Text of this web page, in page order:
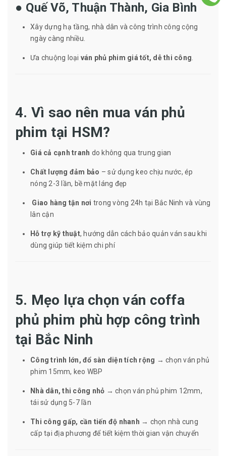
● Quế Võ, Thuận Thành, Gia Bình
Xây dựng hạ tầng, nhà dân và công trình công cộng
ngày càng nhiều.
Ưa chuộng loại ván phủ phim giá tốt, dễ thi công
4. Vì sao nên mua ván phủ
phim tại HSM?
Giá cả cạnh tranh do không qua trung gian
Chất lượng đảm bảo – sử dụng keo chịu nước, ép
nóng 2-3 lần, bề mặt láng đẹp
Giao hàng tận nơi trong vòng 24h tại Bắc Ninh và vùng
lân cận
Hỗ trợ kỹ thuật, hướng dẫn cách bảo quản ván sau khi
dùng giúp tiết kiệm chi phí
5. Mẹo lựa chọn ván coffa
phủ phim phù hợp công trình
tại Bắc Ninh
Công trình lớn, đổ sàn diện tích rộng → chọn ván phủ
phim 15mm, keo WBP
Nhà dân, thi công nhỏ → chọn ván phủ phim 12mm,
tái sử dụng 5-7 lần
Thi công gấp, cần tiến độ nhanh → chọn nhà cung
cấp tại địa phương để tiết kiệm thời gian vận chuyển